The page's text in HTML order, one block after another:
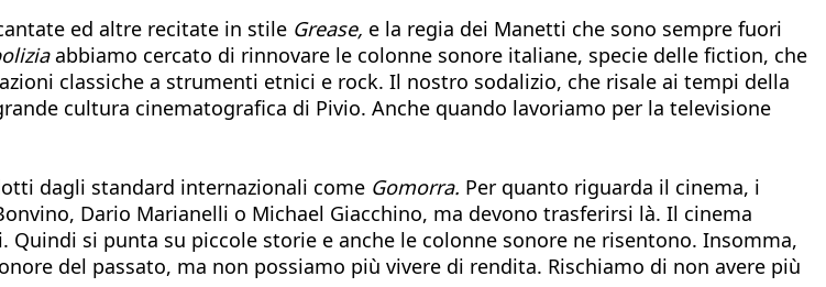
ed altre recitate in stile Grease, e la regia dei Manetti che sono sempre fuori
abbiamo cercato di rinnovare le colonne sonore italiane, specie delle fiction, che
classiche a strumenti etnici e rock. Il nostro sodalizio, che risale ai tempi della
cultura cinematografica di Pivio. Anche quando lavoriamo per la televisione
dagli standard internazionali come Gomorra. Per quanto riguarda il cinema, i
Dario Marianelli o Michael Giacchino, ma devono trasferirsi là. Il cinema
si punta su piccole storie e anche le colonne sonore ne risentono. Insomma,
del passato, ma non possiamo più vivere di rendita. Rischiamo di non avere più